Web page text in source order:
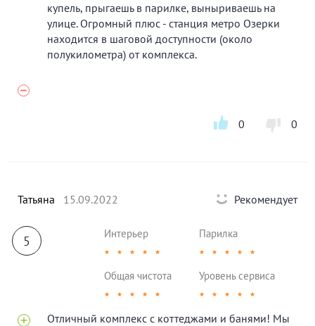
купель, прыгаешь в парилке, выныриваешь на
улице. Огромный плюс - станция метро Озерки
находится в шаговой доступности (около
полукилометра) от комплекса.
0 0
Татьяна 15.09.2022 Рекомендует
5 Интерьер
★ ★ ★ ★ ★
Парилка
★ ★ ★ ★ ★
Общая чистота
★ ★ ★ ★ ★
Уровень сервиса
★ ★ ★ ★ ★
Отличный комплекс с коттеджами и банями! Мы